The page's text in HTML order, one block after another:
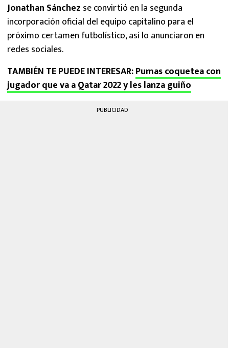
Jonathan Sánchez se convirtió en la segunda
incorporación oficial del equipo capitalino para el
próximo certamen futbolístico, así lo anunciaron en
redes sociales.
TAMBIÉN TE PUEDE INTERESAR:Pumas coquetea con
jugador que va a Qatar 2022 y les lanza guiño
PUBLICIDAD